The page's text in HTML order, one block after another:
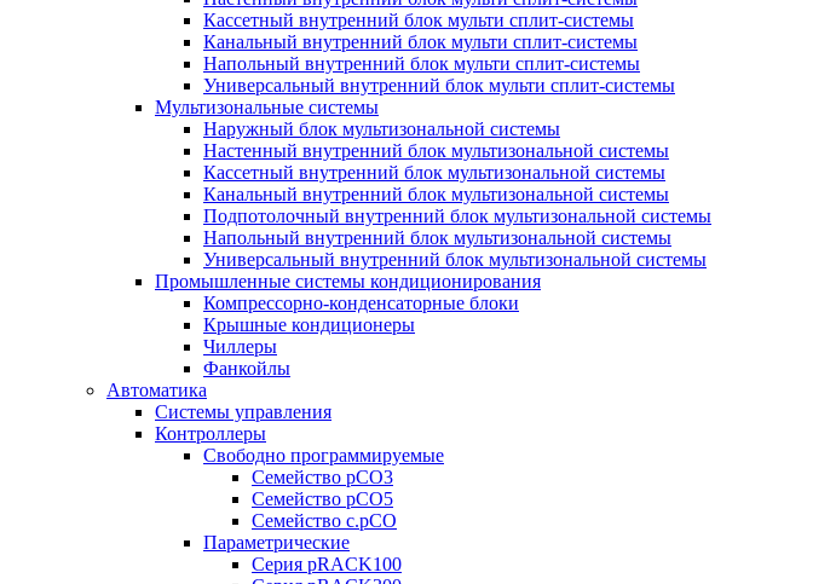
Кассетный внутренний блок мульти сплит-системы
Канальный внутренний блок мульти сплит-системы
Напольный внутренний блок мульти сплит-системы
Универсальный внутренний блок мульти сплит-системы
Мультизональные системы
Наружный блок мультизональной системы
Настенный внутренний блок мультизональной системы
Кассетный внутренний блок мультизональной системы
Канальный внутренний блок мультизональной системы
Подпотолочный внутренний блок мультизональной системы
Напольный внутренний блок мультизональной системы
Универсальный внутренний блок мультизональной системы
Промышленные системы кондиционирования
Компрессорно-конденсаторные блоки
Крышные кондиционеры
Чиллеры
Фанкойлы
Автоматика
Системы управления
Контроллеры
Свободно программируемые
Семейство pCO3
Семейство pCO5
Семейство c.pCO
Параметрические
Серия pRACK100